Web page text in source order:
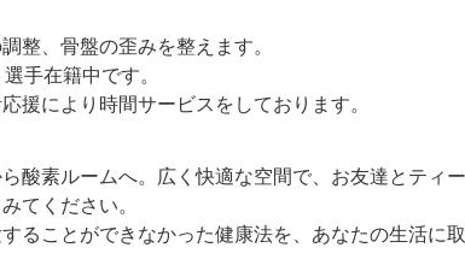
整、骨盤の歪みを整えます。
手在籍中です。
援により時間サービスをしております。
酸素ルームへ。広く快適な空間で、お友達とティ
てください。
ることができなかった健康法を、あなたの生活に